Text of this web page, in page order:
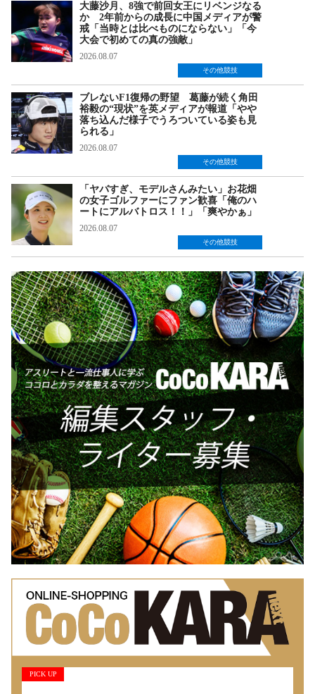
大藤沙月、8強で前回女王にリベンジなる
か 2年前からの成長に中国メディアが警
戒「当時とは比べものにならない」「今
大会で初めての真の強敵」
2026.08.07
その他競技
ブレないF1復帰の野望 葛藤が続く角田
裕毅の“現状”を英メディアが報道「やや
落ち込んだ様子でうろついている姿も見
られる」
2026.08.07
その他競技
「ヤバすぎ、モデルさんみたい」お花畑
の女子ゴルファーにファン歓喜「俺のハ
ートにアルバトロス！！」「爽やかぁ」
2026.08.07
その他競技
PICK UP